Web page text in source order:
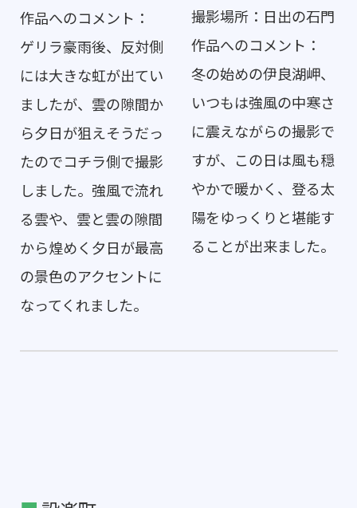
作品へのコメント：
ゲリラ豪雨後、反対側
には大きな虹が出てい
ましたが、雲の隙間か
ら夕日が狙えそうだっ
たのでコチラ側で撮影
しました。強風で流れ
る雲や、雲と雲の隙間
から煌めく夕日が最高
の景色のアクセントに
なってくれました。
撮影場所：日出の石門
作品へのコメント：
冬の始めの伊良湖岬、
いつもは強風の中寒さ
に震えながらの撮影で
すが、この日は風も穏
やかで暖かく、登る太
陽をゆっくりと堪能す
ることが出来ました。